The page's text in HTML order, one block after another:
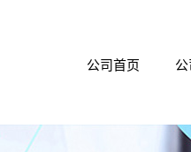
公司首页